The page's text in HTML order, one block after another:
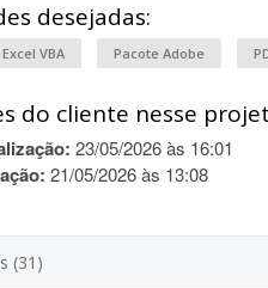
desejadas:
Excel VBA Pacote Adobe
do cliente nesse
23/05/2026 às 16:01
21/05/2026 às 13:08
(31)